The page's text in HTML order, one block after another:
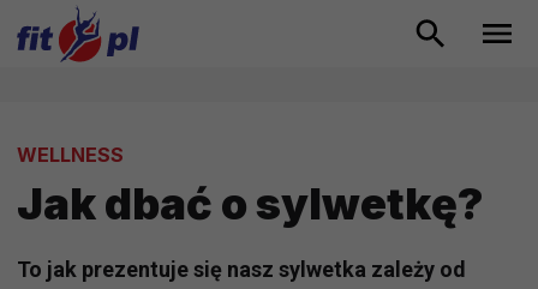
WELLNESS
Jak dbać o sylwetkę?
To jak prezentuje się nasz sylwetka zależy od